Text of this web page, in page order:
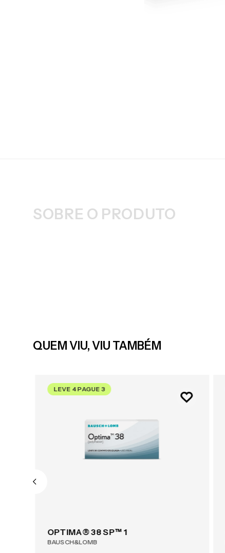
SOBRE O PRODUTO
QUEM VIU, VIU TAMBÉM
LEVE 4 PAGUE 3
OPTIMA® 38 SP™ 1
BAUSCH&LOMB